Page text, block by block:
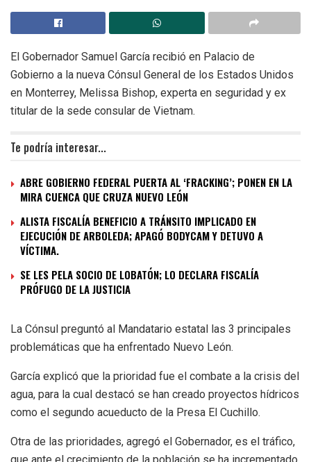
El Gobernador Samuel García recibió en Palacio de
Gobierno a la nueva Cónsul General de los Estados Unidos
en Monterrey, Melissa Bishop, experta en seguridad y ex
titular de la sede consular de Vietnam.
Te podría interesar...
ABRE GOBIERNO FEDERAL PUERTA AL ‘FRACKING’; PONEN EN LA
MIRA CUENCA QUE CRUZA NUEVO LEÓN
ALISTA FISCALÍA BENEFICIO A TRÁNSITO IMPLICADO EN
EJECUCIÓN DE ARBOLEDA; APAGÓ BODYCAM Y DETUVO A
VÍCTIMA.
SE LES PELA SOCIO DE LOBATÓN; LO DECLARA FISCALÍA
PRÓFUGO DE LA JUSTICIA
La Cónsul preguntó al Mandatario estatal las 3 principales
problemáticas que ha enfrentado Nuevo León.
García explicó que la prioridad fue el combate a la crisis del
agua, para la cual destacó se han creado proyectos hídricos
como el segundo acueducto de la Presa El Cuchillo.
Otra de las prioridades, agregó el Gobernador, es el tráfico,